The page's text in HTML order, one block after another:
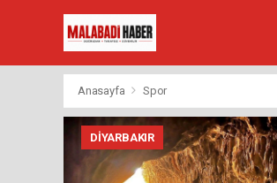
Anasayfa Spor
DIYARBAKIR